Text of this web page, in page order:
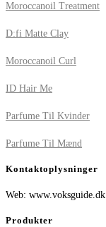
Moroccanoil Treatment
D:fi Matte Clay
Moroccanoil Curl
ID Hair Me
Parfume Til Kvinder
Parfume Til Mænd
Kontaktoplysninger
Web: www.voksguide.dk
Produkter